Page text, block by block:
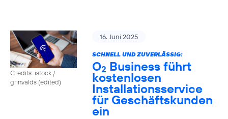
Credits: istock /
grinvalds (edited)
16. Juni 2025
SCHNELL UND ZUVERLÄSSIG:
O2 Business führt
kostenlosen
Installationsservice
für Geschäftskunden
ein